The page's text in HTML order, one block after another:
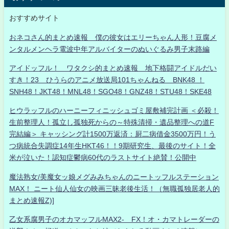
おすすめサイト
おネコさん的まとめ速報 僕の彼女はエリーちゃん人形！豆腐メ
ンタルメンヘラ電波中年アルバイターのぬいぐるみ男子末路編
アイドッフル！ ワタクシ的まとめ速報 地下格闘アイドルだい
すき！23 ひうらのアニメ放送局101ちゃんねる BNK48 ！
SNH48！JKT48！MNL48！SGO48！GNZ48！STU48！SKE48
ヒウラッフルのハーニーフィニッシュゴミ屋敷補完計画 ＜必殺！
生前整理人！孤立し孤独死からの～特殊清掃・遺品整理への道F
完結編＞ キャッシング計1500万返済：厨二病借金3500万円！う
つ病統合失調症14年生HKT46！！9期研究生、最後のサイト！全
米が泣いた！認知症鬱病60代のラストサイト絶賛！公開中
魔法熟女/美魔女ッ娘メグみみちゃんのニートッフルステーション
MAX！ ニート仙人仙女の映画三昧老後生活！（無職孤独居老人的
まとめ速報Z)]
乙女系腐男子のオカマッフルMAX2- FX！オ・カマトレーダーの